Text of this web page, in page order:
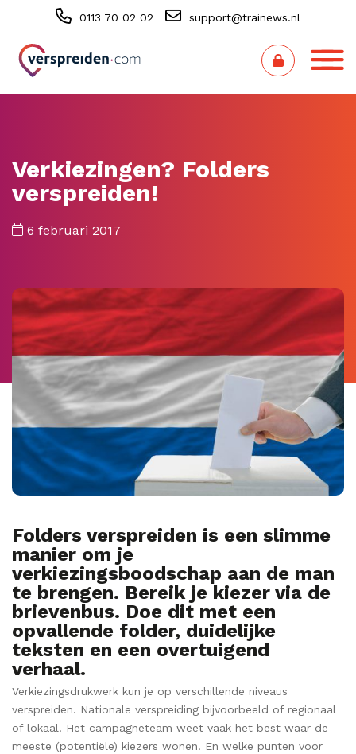
0113 70 02 02 support@trainews.nl
Verkiezingen? Folders
verspreiden!
6 februari 2017
Folders verspreiden is een slimme
manier om je
verkiezingsboodschap aan de man
te brengen. Bereik je kiezer via de
brievenbus. Doe dit met een
opvallende folder, duidelijke
teksten en een overtuigend
verhaal.
Verkiezingsdrukwerk kun je op verschillende niveaus
verspreiden. Nationale verspreiding bijvoorbeeld of regionaal
of lokaal. Het campagneteam weet vaak het best waar de
meeste (potentiële) kiezers wonen. En welke punten voor